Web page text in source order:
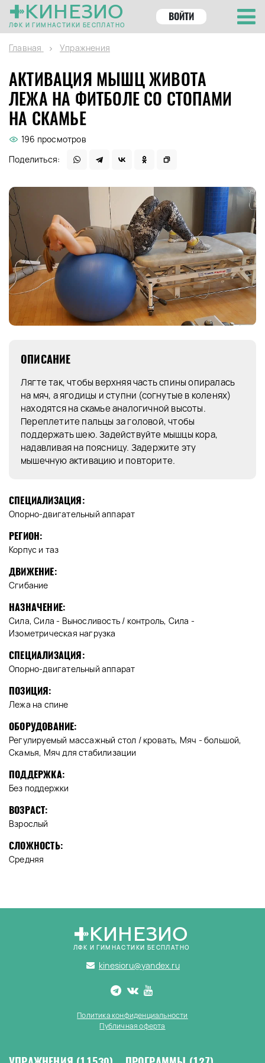
КИНЕЗИО
ЛФК И ГИМНАСТИКИ БЕСПЛАТНО
ВОЙТИ
Главная Упражнения
АКТИВАЦИЯ МЫШЦ ЖИВОТА
ЛЕЖА НА ФИТБОЛЕ СО СТОПАМИ
НА СКАМЬЕ
196 просмотров
Поделиться:
ОПИСАНИЕ
Лягте так, чтобы верхняя часть спины опиралась
на мяч, а ягодицы и ступни (согнутые в коленях)
находятся на скамье аналогичной высоты.
Переплетите пальцы за головой, чтобы
поддержать шею. Задействуйте мышцы кора,
надавливая на поясницу. Задержите эту
мышечную активацию и повторите.
СПЕЦИАЛИЗАЦИЯ:
Опорно-двигательный аппарат
РЕГИОН:
Корпус и таз
ДВИЖЕНИЕ:
Сгибание
НАЗНАЧЕНИЕ:
Сила, Сила - Выносливость / контроль, Сила -
Изометрическая нагрузка
СПЕЦИАЛИЗАЦИЯ:
Опорно-двигательный аппарат
ПОЗИЦИЯ:
Лежа на спине
ОБОРУДОВАНИЕ:
Регулируемый массажный стол / кровать, Мяч - большой,
Скамья, Мяч для стабилизации
ПОДДЕРЖКА:
Без поддержки
ВОЗРАСТ:
Взрослый
СЛОЖНОСТЬ:
Средняя
КИНЕЗИО
ЛФК И ГИМНАСТИКИ БЕСПЛАТНО
kinesioru@yandex.ru
Политика конфиденциальности
Публичная оферта